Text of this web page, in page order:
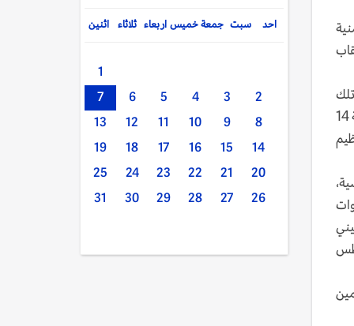
القيادات في لقاء مشترك للتنسيق الامني، للحفاظ على استقرار محافظة ابين والتصدي للعناصر الإرهابية، غداة مقتل واصابة 14
اثنين ثلاثاء اربعاء خميس جمعة سبت احد
1
2
3
4
5
6
7
8
9
10
11
12
13
14
15
16
17
18
19
20
21
22
23
24
25
26
27
28
29
30
31